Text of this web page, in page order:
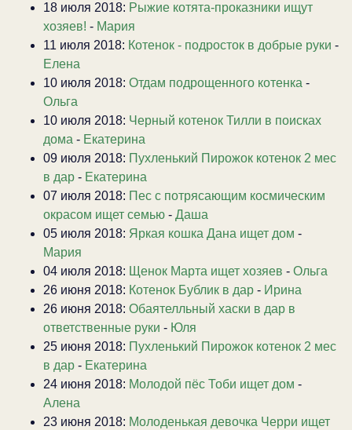
18 июля 2018: Рыжие котята-проказники ищут
хозяев! - Мария
11 июля 2018: Котенок - подросток в добрые руки -
Елена
10 июля 2018: Отдам подрощенного котенка -
Ольга
10 июля 2018: Черный котенок Тилли в поисках
дома - Екатерина
09 июля 2018: Пухленький Пирожок котенок 2 мес
в дар - Екатерина
07 июля 2018: Пес с потрясающим космическим
окрасом ищет семью - Даша
05 июля 2018: Яркая кошка Дана ищет дом -
Мария
04 июля 2018: Щенок Марта ищет хозяев - Ольга
26 июня 2018: Котенок Бублик в дар - Ирина
26 июня 2018: Обаятелльный хаски в дар в
ответственные руки - Юля
25 июня 2018: Пухленький Пирожок котенок 2 мес
в дар - Екатерина
24 июня 2018: Молодой пёс Тоби ищет дом -
Алена
23 июня 2018: Молоденькая девочка Черри ищет